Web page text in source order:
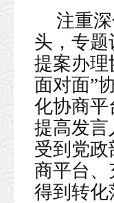
注重
头，专
提案办理
面对面”
化协商平
提高发言
受到党
商平台、
得到转化